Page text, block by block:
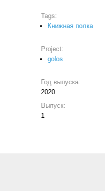
Tags:
Книжная полка
Project:
golos
Год выпуска:
2020
Выпуск:
1